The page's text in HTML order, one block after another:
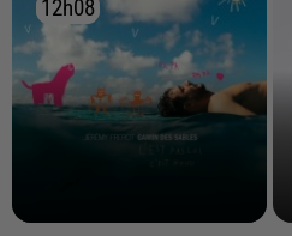
12h08
12h08